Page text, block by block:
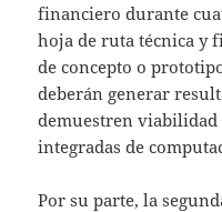
financiero durante
hoja de ruta técnica y
de concepto o
deberán generar
demuestren viabilidad
integradas de
Por su parte, la